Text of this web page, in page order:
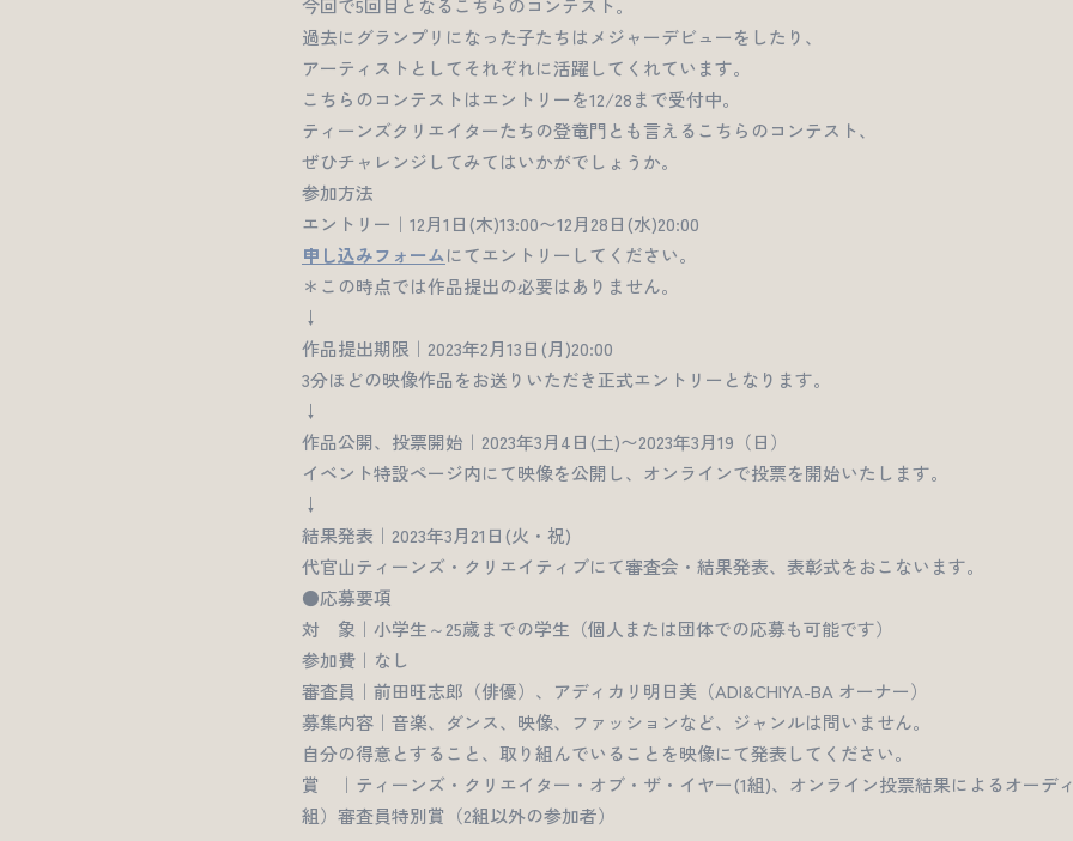
今回で5回目となるこちらのコンテスト。
過去にグランプリになった子たちはメジャーデビューをしたり、
アーティストとしてそれぞれに活躍してくれています。
こちらのコンテストはエントリーを12/28まで受付中。
ティーンズクリエイターたちの登竜門とも言えるこちらのコンテスト、
ぜひチャレンジしてみてはいかがでしょうか。
参加方法
エントリー｜12月1日(木)13:00〜12月28日(水)20:00
申し込みフォームにてエントリーしてください。
＊この時点では作品提出の必要はありません。
↓
作品提出期限｜2023年2月13日(月)20:00
3分ほどの映像作品をお送りいただき正式エントリーとなります。
↓
作品公開、投票開始｜2023年3月4日(土)〜2023年3月19（日）
イベント特設ページ内にて映像を公開し、オンラインで投票を開始いたします。
↓
結果発表｜2023年3月21日(火・祝)
代官山ティーンズ・クリエイティブにて審査会・結果発表、表彰式をおこないます。
●応募要項
対 象｜小学生～25歳までの学生（個人または団体での応募も可能です）
参加費｜なし
審査員｜前田旺志郎（俳優）、アディカリ明日美（ADI&CHIYA-BA オーナー）
募集内容｜音楽、ダンス、映像、ファッションなど、ジャンルは問いません。
自分の得意とすること、取り組んでいることを映像にて発表してください。
賞 ｜ティーンズ・クリエイター・オブ・ザ・イヤー(1組)、オンライン投票結果によるオーデ
組）審査員特別賞（2組以外の参加者）